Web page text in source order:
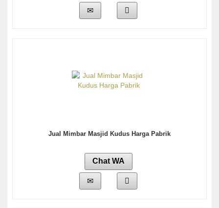
Jual Mimbar Masjid Kudus Harga Pabrik
Chat WA